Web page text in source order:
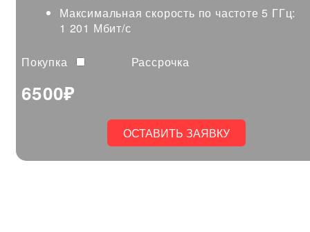
Максимальная скорость по частоте 5 ГГц:
1 201 Мбит/с
Рассрочка
6500₽
ОСТАВИТЬ ЗАЯВКУ